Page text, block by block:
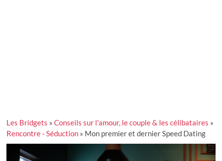
Les Bridgets »Conseils sur l'amour, le couple & les célibataires »
Rencontre - Séduction » Mon premier et dernier Speed Dating